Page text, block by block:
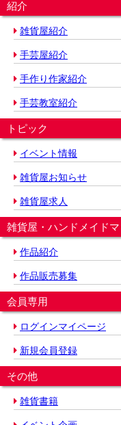
紹介
雑貨屋紹介
手芸屋紹介
手作り作家紹介
手芸教室紹介
トピック
イベント情報
雑貨屋お知らせ
雑貨屋求人
雑貨屋・ハンドメイド
作品紹介
作品販売募集
会員専用
ログインマイページ
新規会員登録
その他
雑貨書籍